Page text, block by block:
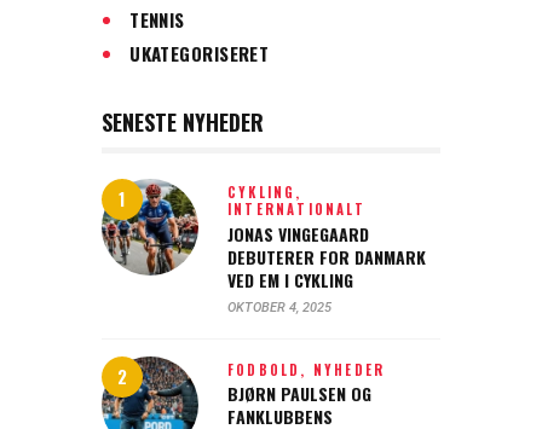
TENNIS
UKATEGORISERET
SENESTE NYHEDER
CYKLING,
INTERNATIONALT
JONAS VINGEGAARD
DEBUTERER FOR DANMARK
VED EM I CYKLING
OKTOBER 4, 2025
FODBOLD, NYHEDER
BJØRN PAULSEN OG
FANKLUBBENS